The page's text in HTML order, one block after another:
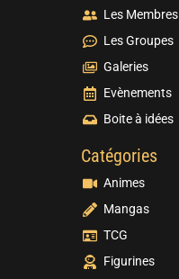
Les Membres
Les Groupes
Galeries
Evènements
Boite à idées
Catégories
Animes
Mangas
TCG
Figurines